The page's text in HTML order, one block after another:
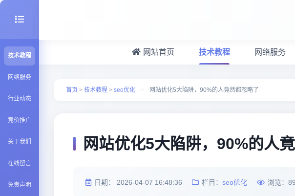
技术教程
seo优化
网络服务
行业动态
竞价推广
关于我们
在线留言
免责声明
网站首页 技术教程 网络服务
首页 > 技术教程 > seo优化 > 网站优化5大陷阱，90%的人竟然都忽略了
网站优化5大陷阱，90%的人
日期： 2026-04-07 16:48:36 栏目： seo优化 浏览：